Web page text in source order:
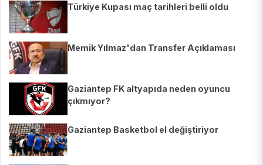
Türkiye Kupası maç tarihleri belli oldu
Memik Yılmaz'dan Transfer Açıklaması
Gaziantep FK altyapıda neden oyuncu
çıkmıyor?
Gaziantep Basketbol el değiştiriyor